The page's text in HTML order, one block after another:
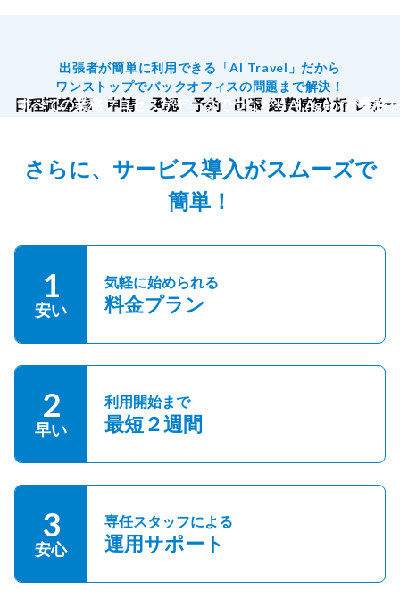
出張者が簡単に利用できる「AI Travel」だから
ワンストップでバックオフィスの問題まで解決！
日程調整検索 申請 承認 予約 出張 経費精算分析 レポ
すべての業務プロセスがデータでつながりAI Agentが業務
さらに、サービス導入がスムーズで
簡単！
1
安い
気軽に始められる
料金プラン
2
早い
利用開始まで
最短２週間
3
安心
専任スタッフによる
運用サポート